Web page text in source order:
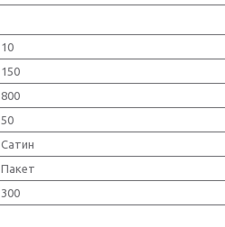
10
150
800
50
Сатин
Пакет
300